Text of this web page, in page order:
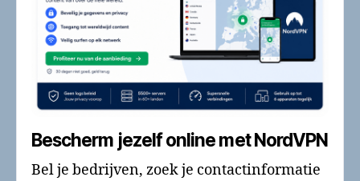
Bescherm jezelf online met NordVPN
Bel je bedrijven, zoek je contactinformatie